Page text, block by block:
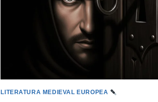
LITERATURA MEDIEVAL EUROPEA